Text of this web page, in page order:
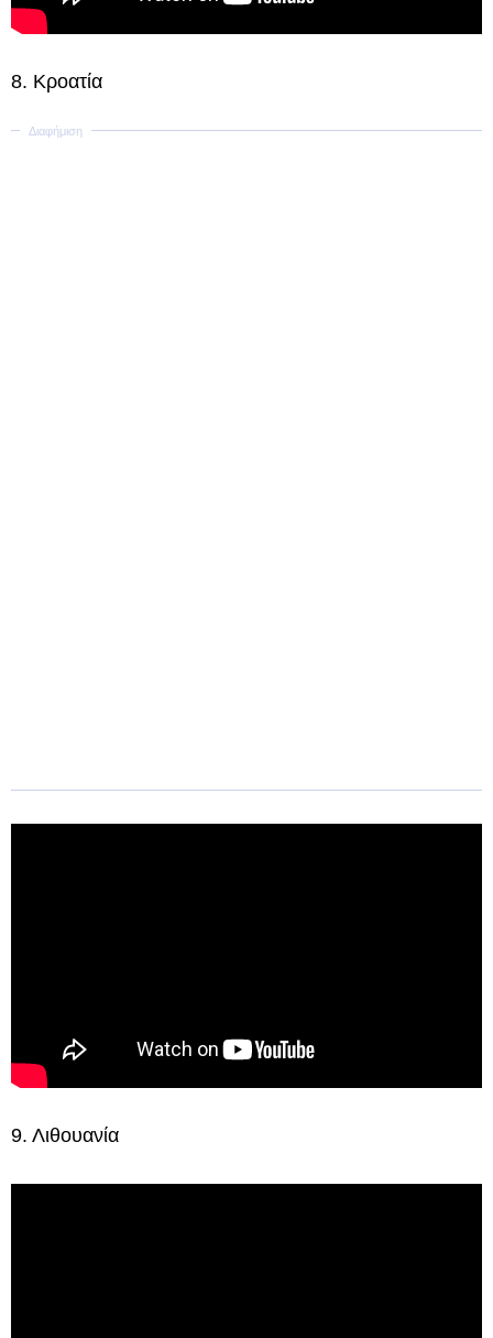
8. Κροατία
9. Λιθουανία